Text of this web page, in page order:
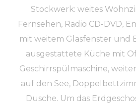
Stockwerk: weites
Fernsehen, Radio CD-DVD,
mit weitem Glasfenster und
ausgestattete Küche mit
Geschirrspülmaschine,
auf den See,
Dusche. Um das